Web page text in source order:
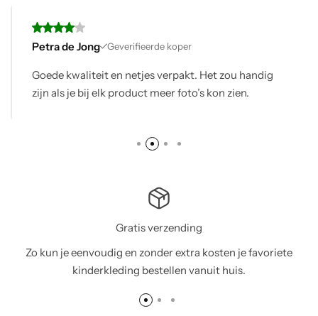
Petra de Jong Geverifieerde koper
Goede kwaliteit en netjes verpakt. Het zou handig
zijn als je bij elk product meer foto’s kon zien.
Gratis verzending
Zo kun je eenvoudig en zonder extra kosten je favoriete
kinderkleding bestellen vanuit huis.